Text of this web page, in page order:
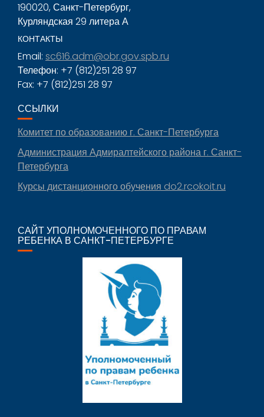
190020, Санкт-Петербург,
Курляндская 29 литера А
КОНТАКТЫ
Email: sc616.adm@obr.gov.spb.ru
Телефон: +7 (812)251 28 97
Fax: +7 (812)251 28 97
ССЫЛКИ
Комитет по образованию г. Санкт-Петербурга
Администрация Адмиралтейского района г. Санкт-
Петербурга
Курсы дистанционного обучения do2.rcokoit.ru
САЙТ УПОЛНОМОЧЕННОГО ПО ПРАВАМ
РЕБЕНКА В САНКТ-ПЕТЕРБУРГЕ